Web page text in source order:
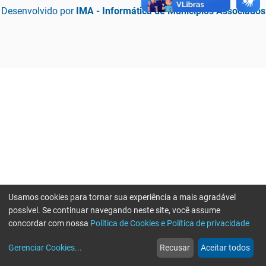
Desenvolvido por IMA - Informática de Municípios Associados
web
Notícias
more_horiz
Mais
Usamos cookies para tornar sua experiência a mais agradável
possível. Se continuar navegando neste site, você assume
concordar com nossa Política de Cookies e Política de privacidade
Gerenciar Cookies... Recusar Aceitar todos
Erro ao enviar informações, por favor tente novamente